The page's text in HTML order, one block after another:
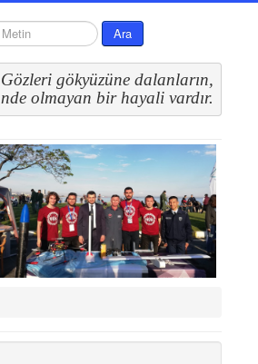
Ara
Gözleri gökyüzüne dalanların,
olmayan bir hayali vardır.